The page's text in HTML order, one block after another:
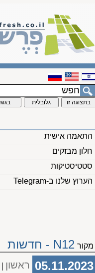
התאמה אישית
חלון מבזקים
סטטיסטיקות
הערוץ שלנו ב-Telegram
מקור N12 - חדשות
05.11.2023 ראשון